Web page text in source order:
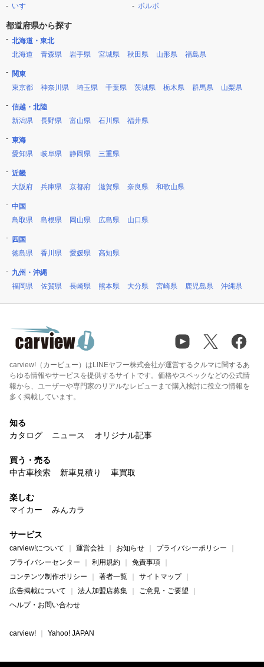
いすゞ
ボルボ
都道府県から探す
北海道・東北
北海道
青森県 岩手県 宮城県 秋田県 山形県 福島県
関東
東京都
神奈川県 埼玉県 千葉県 茨城県 栃木県 群馬県 山梨県
信越・北陸
新潟県
長野県 富山県 石川県 福井県
東海
愛知県
岐阜県 静岡県 三重県
近畿
大阪府
兵庫県 京都府 滋賀県 奈良県 和歌山県
中国
鳥取県
島根県 岡山県 広島県 山口県
四国
徳島県
香川県 愛媛県 高知県
九州・沖縄
福岡県
佐賀県 長崎県 熊本県 大分県 宮崎県 鹿児島県 沖縄県
carview!（カービュー）はLINEヤフー株式会社が運営するクルマに関するあ
らゆる情報やサービスを提供するサイトです。価格やスペックなどの公式情
報から、ユーザーや専門家のリアルなレビューまで購入検討に役立つ情報を
多く掲載しています。
知る
カタログ
ニュース オリジナル記事
買う・売る
中古車検索
新車見積り 車買取
楽しむ
マイカー
みんカラ
サービス
carview!について 運営会社 お知らせ
プライバシーポリシー
プライバシーセンター
利用規約
免責事項
コンテンツ制作ポリシー
著者一覧
サイトマップ
広告掲載について
法人加盟店募集
ご意見・ご要望
ヘルプ・お問い合わせ
carview! Yahoo! JAPAN